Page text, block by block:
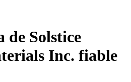
de Solstice
Inc. fiable